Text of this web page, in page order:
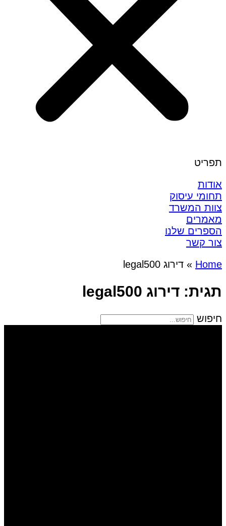
תפריט
אודות
תחומי עיסוק
צוות המשרד
מאמרים
הספרים שלנו
צור קשר
Home
» דירוג legal500
תגית: דירוג legal500
חיפוש